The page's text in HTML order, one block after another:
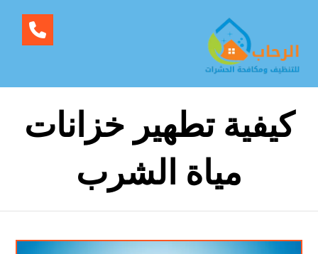
كيفية تطهير خزانات
مياة الشرب